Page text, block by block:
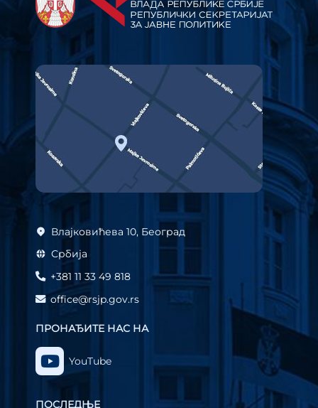
Влајковићева 10, Београд
Србија
+381 11 33 49 818
office@rsjp.gov.rs
ПРОНАЂИТЕ НАС НА
YouTube
ПОСЛЕДЊЕ